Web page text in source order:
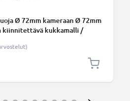
Ø 72mm kameraan Ø 72mm
kiinnitettävä kukkamalli /